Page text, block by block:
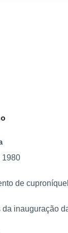
1980
de
da inauguração